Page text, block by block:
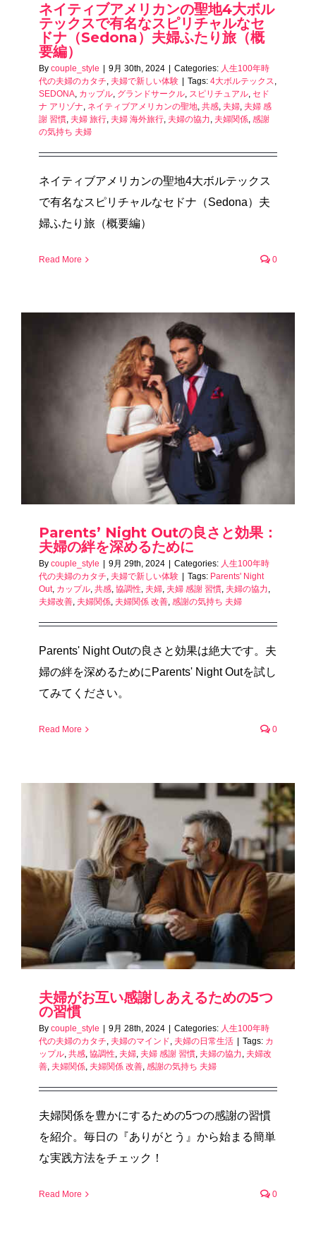
ネイティブアメリカンの聖地4大ボル
テックスで有名なスピリチャルなセ
ドナ（Sedona）夫婦ふたり旅（概
要編）
By couple_style 9月 30th, 2024 Categories: 人生100年時
代の夫婦のカタチ, 夫婦で新しい体験 Tags: 4大ボルテックス,
SEDONA, カップル, グランドサークル, スピリチュアル, セド
ナ アリゾナ, ネイティブアメリカンの聖地, 共感, 夫婦, 夫婦 感
謝 習慣, 夫婦 旅行, 夫婦 海外旅行, 夫婦の協力, 夫婦関係, 感謝
の気持ち 夫婦
ネイティブアメリカンの聖地4大ボルテックス
で有名なスピリチャルなセドナ（Sedona）夫
婦ふたり旅（概要編）
Read More 0
Parents’ Night Outの良さと効果：
夫婦の絆を深めるために
By couple_style 9月 29th, 2024 Categories: 人生100年時
代の夫婦のカタチ, 夫婦で新しい体験 Tags: Parents' Night
Out, カップル, 共感, 協調性, 夫婦, 夫婦 感謝 習慣, 夫婦の協力,
夫婦改善, 夫婦関係, 夫婦関係 改善, 感謝の気持ち 夫婦
Parents' Night Outの良さと効果は絶大です。夫
婦の絆を深めるためにParents' Night Outを試し
てみてください。
Read More 0
夫婦がお互い感謝しあえるための5つ
の習慣
By couple_style 9月 28th, 2024 Categories: 人生100年時
代の夫婦のカタチ, 夫婦のマインド, 夫婦の日常生活 Tags: カ
ップル, 共感, 協調性, 夫婦, 夫婦 感謝 習慣, 夫婦の協力, 夫婦改
善, 夫婦関係, 夫婦関係 改善, 感謝の気持ち 夫婦
夫婦関係を豊かにするための5つの感謝の習慣
を紹介。毎日の『ありがとう』から始まる簡単
な実践方法をチェック！
Read More 0